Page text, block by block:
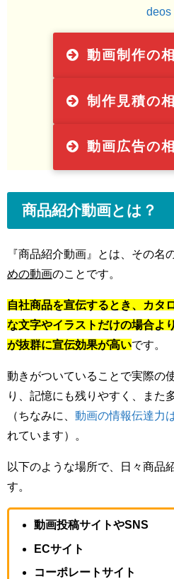
deos
動画制作の
制作見積の
動画広告の
商品紹介動画とは？
『商品紹介動画』とは、その名
めの動画のことです。
自社商品を宣伝するとき、カタ
な文字やイラストだけの場合よ
が抜群に宣伝効果が高いです。
動きがついていることで実際の
り、記憶にも残りやすく、また
（ちなみに、 動画の情報伝達力
れています）。
以下のような場所で、日々商品
す。
動画投稿サイトやSNS
ECサイト
コーポレートサイト